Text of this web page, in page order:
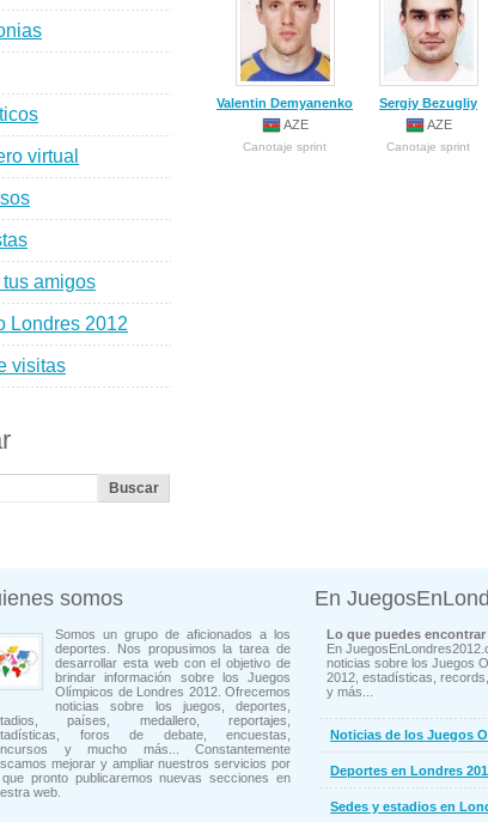
Valentin Demyanenko
AZE
Canotaje sprint
Sergiy Bezugliy
AZE
Canotaje sprint
virtual
tus amigos
Londres 2012
visitas
somos
Somos un grupo de aficionados a los
deportes. Nos propusimos la tarea de
desarrollar esta web con el objetivo de
brindar información sobre los Juegos
Olímpicos de Londres 2012. Ofrecemos
noticias sobre los juegos, deportes,
países, medallero, reportajes,
foros de debate, encuestas,
y mucho más... Constantemente
mejorar y ampliar nuestros servicios por
pronto publicaremos nuevas secciones en
web.
En
Lo que puedes
En
noticias sobre los Juegos
2012, estadísticas,
y más...
Noticias de los Juegos
Deportes en Londres
Sedes y estadios en